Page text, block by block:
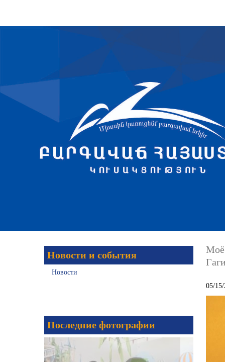
Моё
05/
Новости и события
Новости
Последние фотографии